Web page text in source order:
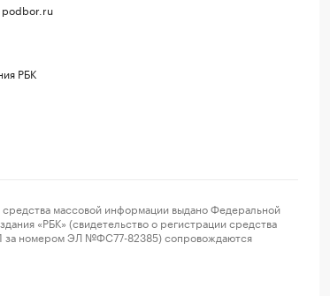
podbor.ru
РБК
массовой информации выдано Федеральной
«РБК» (свидетельство о регистрации средства
за номером ЭЛ №ФС77-82385) сопровождаются